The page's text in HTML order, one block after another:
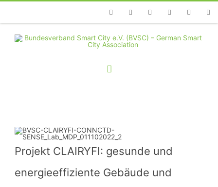
TelefonFacebookTwitterYoutubeInstagramLinkedin
Projekt CLAIRYFI: gesunde und
energieeffiziente Gebäude und